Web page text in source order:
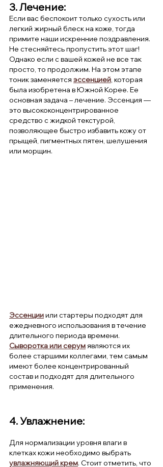
3. Лечение:
Если вас беспокоит только сухость или
легкий жирный блеск на коже, тогда
примите наши искренние поздравления.
Не стесняйтесь пропустить этот шаг!
Однако если с вашей кожей не все так
просто, то продолжим. На этом этапе
тоник заменяется эссенцией, которая
была изобретена в Южной Корее. Ее
основная задача – лечение. Эссенция —
это высококонцентрированное
средство с жидкой текстурой,
позволяющее быстро избавить кожу от
прыщей, пигментных пятен, шелушения
или морщин.
Эссенцииили стартеры подходят для
ежедневного использования в течение
длительного периода времени.
Сыворотка или серум являются их
более старшими коллегами, тем самым
имеют более концентрированный
состав и подходят для длительного
применения.
4. Увлажнение:
Для нормализации уровня влаги в
клетках кожи необходимо выбрать
увлажняющий крем. Стоит отметить, что